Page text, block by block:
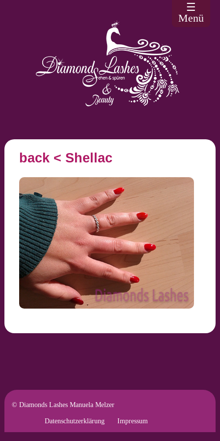
☰
Menü
back< Shellac
© Diamonds Lashes Manuela Melzer
Datenschutzerklärung Impressum